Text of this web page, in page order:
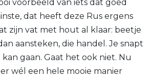
voorbeeld van iets dat goed
dat heeft deze Rus ergens
zijn vat met hout al klaar: beetje
aansteken, die handel. Je snapt
gaan. Gaat het ook niet. Nu
wél een hele mooie manier